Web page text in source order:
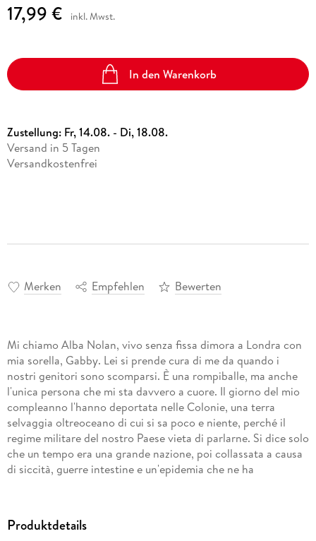
17,99 € inkl. Mwst.
In den Warenkorb
Zustellung: Fr, 14.08. - Di, 18.08.
Versand in 5 Tagen
Versandkostenfrei
Merken Empfehlen Bewerten
Mi chiamo Alba Nolan, vivo senza fissa dimora a Londra con
mia sorella, Gabby. Lei si prende cura di me da quando i
nostri genitori sono scomparsi. È una rompiballe, ma anche
l'unica persona che mi sta davvero a cuore. Il giorno del mio
compleanno l'hanno deportata nelle Colonie, una terra
selvaggia oltreoceano di cui si sa poco e niente, perché il
regime militare del nostro Paese vieta di parlarne. Si dice solo
che un tempo era una grande nazione, poi collassata a causa
di siccità, guerre intestine e un'epidemia che ne ha
mano. Andrò nelle Colonie a cercarla con Drew, il suo
Produktdetails